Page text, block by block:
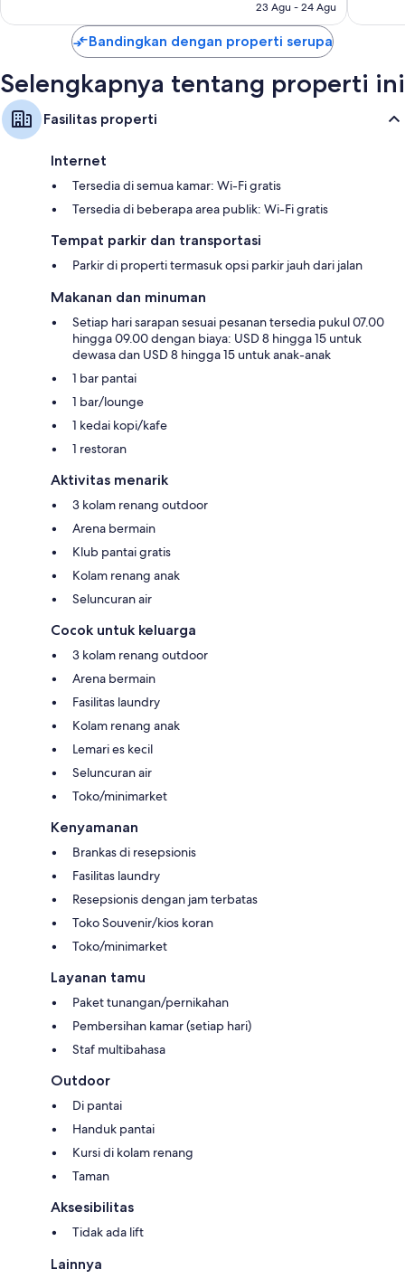
23 Agu - 24 Agu
Bandingkan dengan properti serupa
Selengkapnya tentang properti ini
Fasilitas properti
Internet
Tersedia di semua kamar: Wi-Fi gratis
Tersedia di beberapa area publik: Wi-Fi gratis
Tempat parkir dan transportasi
Parkir di properti termasuk opsi parkir jauh dari jalan
Makanan dan minuman
Setiap hari sarapan sesuai pesanan tersedia pukul 07.00
hingga 09.00 dengan biaya: USD 8 hingga 15 untuk
dewasa dan USD 8 hingga 15 untuk anak-anak
1 bar pantai
1 bar/lounge
1 kedai kopi/kafe
1 restoran
Aktivitas menarik
3 kolam renang outdoor
Arena bermain
Klub pantai gratis
Kolam renang anak
Seluncuran air
Cocok untuk keluarga
3 kolam renang outdoor
Arena bermain
Fasilitas laundry
Kolam renang anak
Lemari es kecil
Seluncuran air
Toko/minimarket
Kenyamanan
Brankas di resepsionis
Fasilitas laundry
Resepsionis dengan jam terbatas
Toko Souvenir/kios koran
Toko/minimarket
Layanan tamu
Paket tunangan/pernikahan
Pembersihan kamar (setiap hari)
Staf multibahasa
Outdoor
Di pantai
Handuk pantai
Kursi di kolam renang
Taman
Aksesibilitas
Tidak ada lift
Lainnya